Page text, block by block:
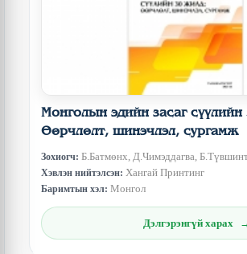
Монголын эдийн засаг
Өөрчлөлт, шинэчлэл, сургамж
Зохиогч: Б.Батмөнх, Д.Чимэддагва,
Хэвлэн нийтэлсэн: Хангай Принтинг
Баримтын хэл: Монгол
Дэлгэрэнгүй харах